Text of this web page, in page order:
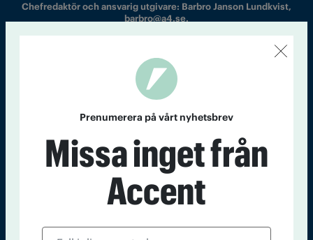
Chefredaktör och ansvarig utgivare: Barbro Janson Lundkvist,
barbro@a4.se.
Om Tidningen Tidningsarkiv
Läs tidigare
nummer av
Prenumerera på vårt nyhetsbrev
Missa inget från
Accent